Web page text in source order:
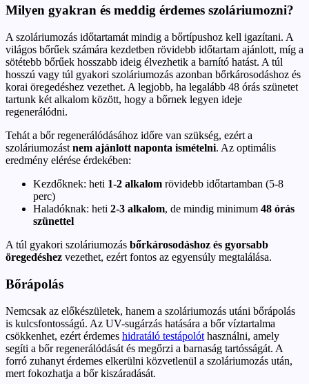
Milyen gyakran és meddig érdemes szoláriumozni?
A szoláriumozás időtartamát mindig a bőrtípushoz kell igazítani. A
világos bőrűek számára kezdetben rövidebb időtartam ajánlott, míg a
sötétebb bőrűek hosszabb ideig élvezhetik a barnító hatást. A túl
hosszú vagy túl gyakori szoláriumozás azonban bőrkárosodáshoz és
korai öregedéshez vezethet. A legjobb, ha legalább 48 órás szünetet
tartunk két alkalom között, hogy a bőrnek legyen ideje
regenerálódni.
Tehát a bőr regenerálódásához időre van szükség, ezért a
szoláriumozást nem ajánlott naponta ismételni. Az optimális
eredmény elérése érdekében:
Kezdőknek: heti 1-2 alkalom rövidebb időtartamban (5-8
perc)
Haladóknak: heti 2-3 alkalom, de mindig minimum 48 órás
szünettel
A túl gyakori szoláriumozás bőrkárosodáshoz és gyorsabb
öregedéshez vezethet, ezért fontos az egyensúly megtalálása.
Bőrápolás
Nemcsak az előkészületek, hanem a szoláriumozás utáni bőrápolás
is kulcsfontosságú. Az UV-sugárzás hatására a bőr víztartalma
csökkenhet, ezért érdemes hidratáló testápolót használni, amely
segíti a bőr regenerálódását és megőrzi a barnaság tartósságát. A
forró zuhanyt érdemes elkerülni közvetlenül a szoláriumozás után,
mert fokozhatja a bőr kiszáradását.